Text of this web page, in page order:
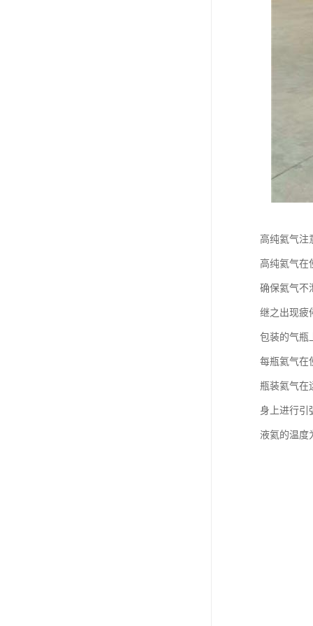
高纯氦气注
高纯氦气在
确保氦气不
继之出现疲
包装的气瓶
每瓶氦气在
瓶装氦气在
身上进行引
液氦的温度